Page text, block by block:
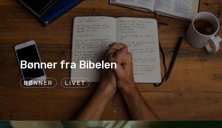
BØNNER LIVET
Bønner fra Bibelen